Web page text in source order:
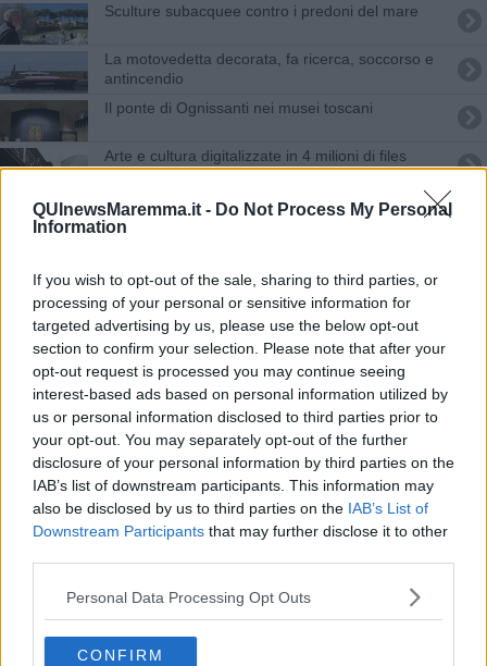
QUInewsMaremma.it - Do Not Process My Personal
Information
If you wish to opt-out of the sale, sharing to third parties, or
processing of your personal or sensitive information for
targeted advertising by us, please use the below opt-out
section to confirm your selection. Please note that after your
opt-out request is processed you may continue seeing
interest-based ads based on personal information utilized by
us or personal information disclosed to third parties prior to
your opt-out. You may separately opt-out of the further
disclosure of your personal information by third parties on the
IAB’s list of downstream participants. This information may
also be disclosed by us to third parties on the IAB’s List of
Downstream Participants that may further disclose it to other
Personal Data Processing Opt Outs
CONFIRM
Sculture subacquee contro i predoni del mare
La motovedetta decorata, fa ricerca, soccorso e
antincendio
Il ponte di Ognissanti nei musei toscani
Arte e cultura digitalizzate in 4 milioni di files
Parco, "Matteo Arcenni nominato commissario"
​Tutti gli eventi sotto il tendone di Porto Ercole
Dalla Maremma alla tv a colpi di talento
Torna la festa di Primavera
Bilella indagato anche per un caso di morte del
76
Set toscani per Sorrentino, Konchalovsky, I Medici
In attesa della più bella del Granducato
Sat presenta le sue novità per la Tirrenica
Pino Daniele, procura indaga per omicidio
colposo